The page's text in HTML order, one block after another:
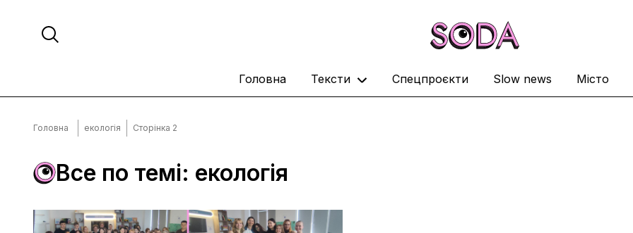
Головна Тексти Спецпроєкти Slow news Місто
Головна екологія Сторінка 2
Все по темі: екологія